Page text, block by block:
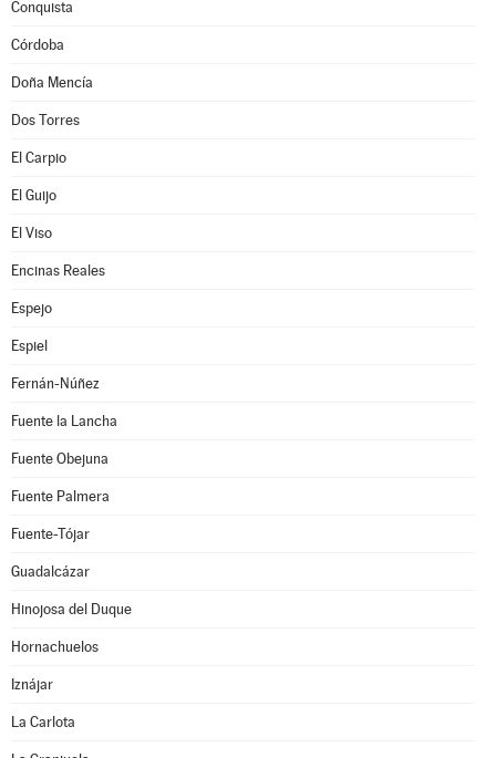
Conquista
Córdoba
Doña Mencía
Dos Torres
El Carpio
El Guijo
El Viso
Encinas Reales
Espejo
Espiel
Fernán-Núñez
Fuente la Lancha
Fuente Obejuna
Fuente Palmera
Fuente-Tójar
Guadalcázar
Hinojosa del Duque
Hornachuelos
Iznájar
La Carlota